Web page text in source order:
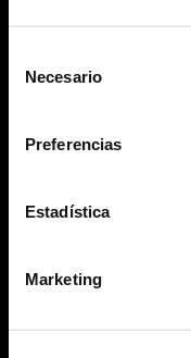
Necesario
Preferencias
Estadística
Marketing
Agencia SEO